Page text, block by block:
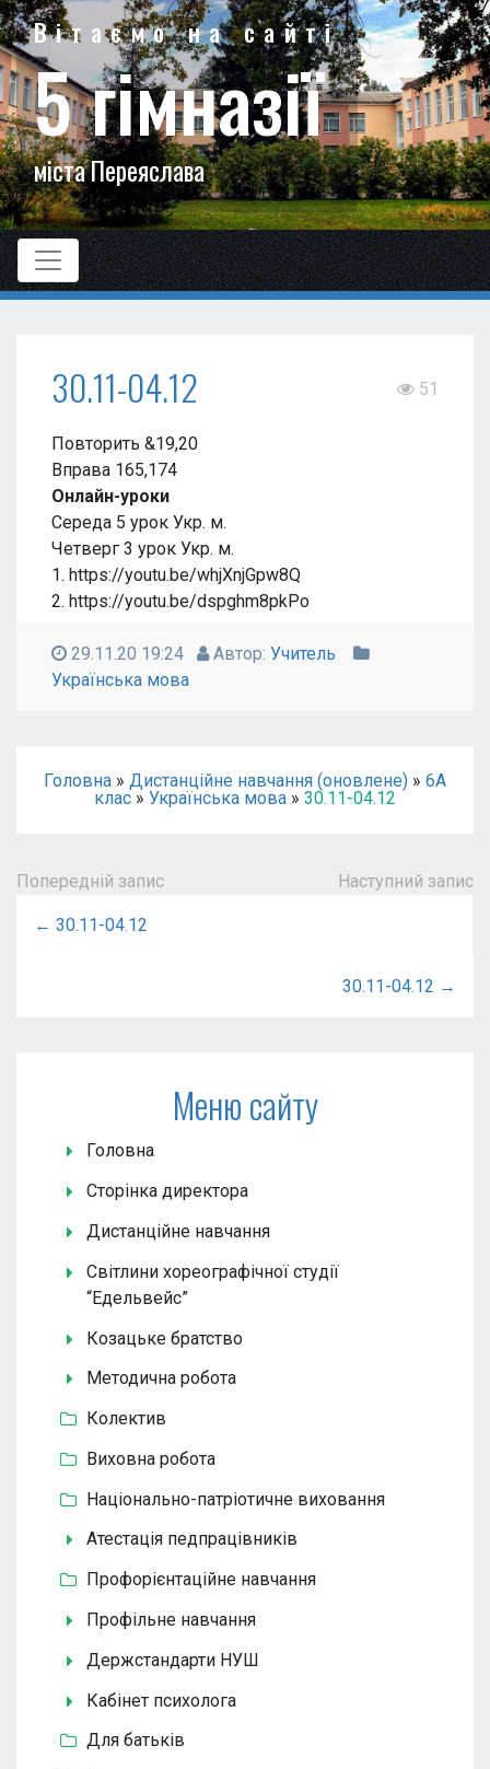
Вітаємо на сайті
5 гімназії
міста Переяслава
30.11-04.12 51
Повторить &19,20
Вправа 165,174
Онлайн-уроки
Середа 5 урок Укр. м.
Четверг 3 урок Укр. м.
1. https://youtu.be/whjXnjGpw8Q
2. https://youtu.be/dspghm8pkPo
29.11.20 19:24 Автор: Учитель
Українська мова
Головна » Дистанційне навчання (оновлене) » 6А
клас » Українська мова » 30.11-04.12
Попередній запис Наступний запис
← 30.11-04.12
30.11-04.12 →
Меню сайту
Головна
Сторінка директора
Дистанційне навчання
Світлини хореографічної студії
“Едельвейс”
Козацьке братство
Методична робота
Колектив
Виховна робота
Національно-патріотичне виховання
Атестація педпрацівників
Профорієнтаційне навчання
Профільне навчання
Держстандарти НУШ
Кабінет психолога
Для батьків